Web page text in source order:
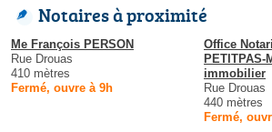
Notaires à proximité
Me François PERSON
Rue Drouas
410 mètres
Fermé, ouvre à 9h
Office
PETITPAS-
immobilier
Rue Drouas
440 mètres
Fermé,